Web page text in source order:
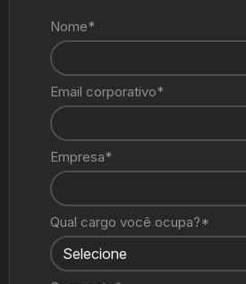
Nome*
Email corporativo*
Empresa*
Qual cargo você ocupa?*